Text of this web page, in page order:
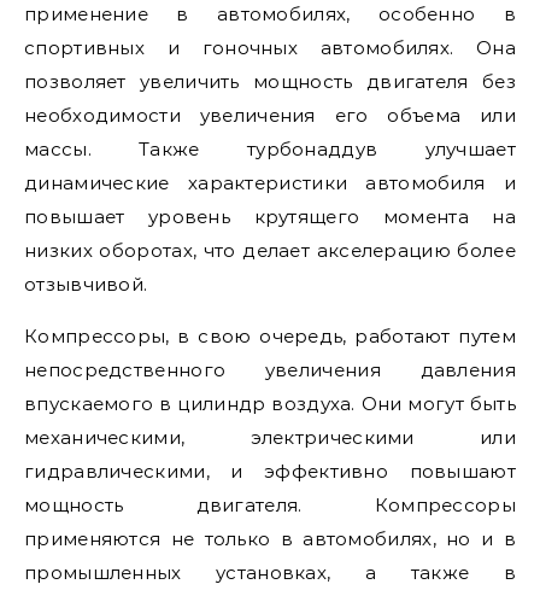
применение в автомобилях, особенно в
спортивных и гоночных автомобилях. Она
позволяет увеличить мощность двигателя без
необходимости увеличения его объема или
массы. Также турбонаддув улучшает
динамические характеристики автомобиля и
повышает уровень крутящего момента на
низких оборотах, что делает акселерацию более
отзывчивой.
Компрессоры, в свою очередь, работают путем
непосредственного увеличения давления
впускаемого в цилиндр воздуха. Они могут быть
механическими, электрическими или
гидравлическими, и эффективно повышают
мощность двигателя. Компрессоры
применяются не только в автомобилях, но и в
промышленных установках, а также в